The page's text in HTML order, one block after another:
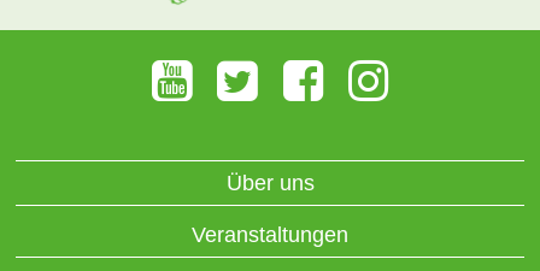
Über uns
Veranstaltungen